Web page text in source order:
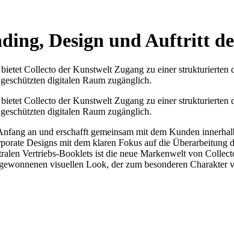
Design und Auftritt
Collecto der Kunstwelt Zugang zu einer
digitalen Raum zugänglich.
Collecto der Kunstwelt Zugang zu einer
digitalen Raum zugänglich.
an und erschafft gemeinsam mit dem Kunden
Designs mit dem klaren Fokus auf die
Vertriebs-Booklets ist die neue Markenwelt von
visuellen Look, der zum besonderen Charakter